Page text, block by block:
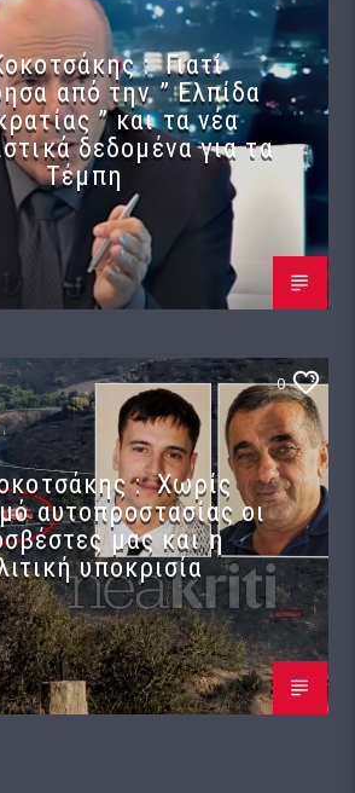
: Γιατί
από την ” Ελπίδα
” και τα νέα
δεδομένα για τα
Τέμπη
0
: Χωρίς
αυτοπροστασίας οι
μας και η
υποκρισία